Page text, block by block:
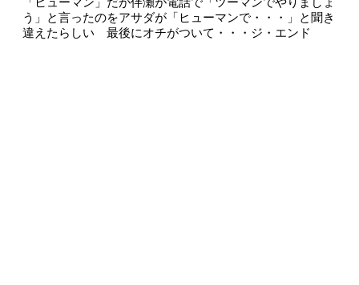
う」と言ったのをアサダが「ヒューマンで・・・」と聞き
違えたらしい 最後にオチがついて・・・ジ・エンド